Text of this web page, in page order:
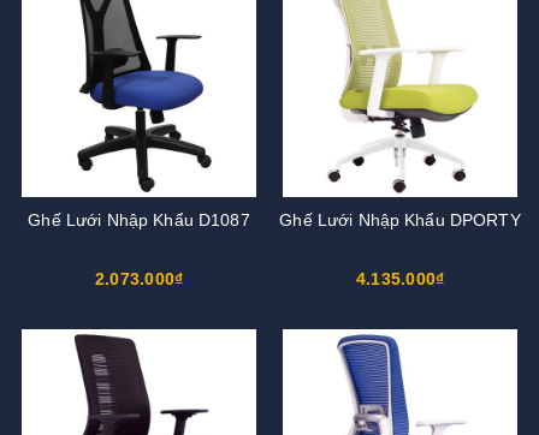
Ghế Lưới Nhập Khẩu D1087
2.073.000₫
Ghế Lưới Nhập Khẩu DPORTY
4.135.000₫